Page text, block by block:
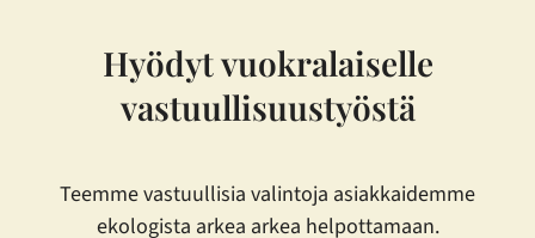
Hyödyt vuokralaiselle
vastuullisuustyöstä
Teemme vastuullisia valintoja asiakkaidemme
ekologista arkea arkea helpottamaan.